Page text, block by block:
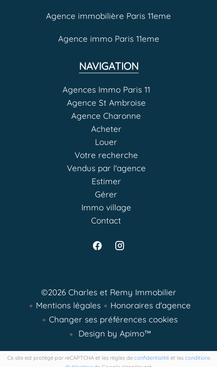
Agence immobilière Paris 11eme
Agence immo Paris 11eme
NAVIGATION
Agences Immo Paris 11
Agence St Ambroise
Agence Charonne
Acheter
Louer
Votre recherche
Vendus par l'agence
Estimer
Gérer
Immo village
Contact
©2026 Charles et Remy Immobilier
Mentions légales
Honoraires d'agence
Changer ses préférences cookies
Design by Apimo™
Ce site est protégé par reCAPTCHA et les règles de confidentialitéet les conditions